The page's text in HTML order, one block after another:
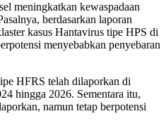
meningkatkan kewaspadaan
berdasarkan laporan
kasus Hantavirus tipe HPS di
menyebabkan penyebaran
HFRS telah dilaporkan di
hingga 2026. Sementara itu,
namun tetap berpotensi